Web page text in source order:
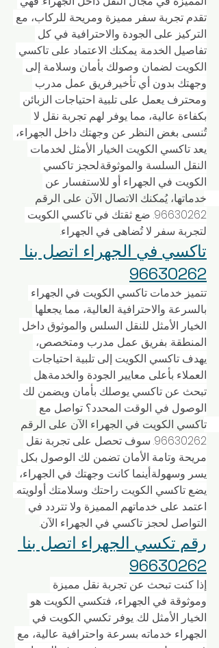
تقدم تجربة سفر مميزة ومريحة للركاب، مع
التركيز على الجودة والاحترافية في كل
تفاصيل الخدمة. يمكنك الاعتماد على تاكسي
الكويت لضمان وصولك بأمان وسلامة إلى
وجهتك بدون أي تأخير.فريق عمل مدرب
ومحترف يعمل على تلبية احتياجات الزبائن
بكفاءة عالية، مما يوفر لهم تجربة نقل لا
تُنسى. بغض النظر عن وجهتك داخل الجهراء،
يعد تاكسي الكويت الخيار الأمثل لخدمات
النقل السلسة والموثوقة.لحجز تاكسي
الكويت في الجهراء أو للاستفسار عن
خدماتها، يُمكنك الاتصال الآن على الرقم
96630262. ضع ثقتك في تاكسي الكويت
لتجربة سفر لا تُضاهى في الجهراء.
تاكسي في الجهراء اتصل بنا
96630262
تتميز خدمات تاكسي الكويت في الجهراء
بالسرعة والاحترافية العالية، مما يجعلها
الخيار الأمثل للنقل السلس والموثوق داخل
المنطقة. بفريق عمل مدرب ومتخصص،
يهدف تاكسي الكويت إلى تلبية احتياجات
العملاء بأعلى معايير الجودة والخدمة.هل
تبحث عن تاكسي يوصلك بأمان ويضمن لك
الوصول في الوقت المحدد؟ تواصل مع
تاكسي الكويت في الجهراء الآن على الرقم
96630262. سوف تحصل على تجربة نقل
مريحة وتامة الأمان تضمن لك الوصول بكل
يسر وسهولة.أينما كانت وجهتك في الجهراء،
يضع تاكسي الكويت راحتك وسلامتك أولويته.
اعتمد على خدماتهم المميزة ولا تتردد في
التواصل لحجز تاكسي في الجهراء الآن.
رقم تكسي الجهراء اتصل بنا
96630262
إذا كنت تبحث عن تجربة نقل مميزة
وموثوقة في الجهراء، فتكسي الكويت هو
الخيار الأمثل لك. يوفر تكسي الكويت في
الجهراء خدماته بسرعة واحترافية عالية، مع